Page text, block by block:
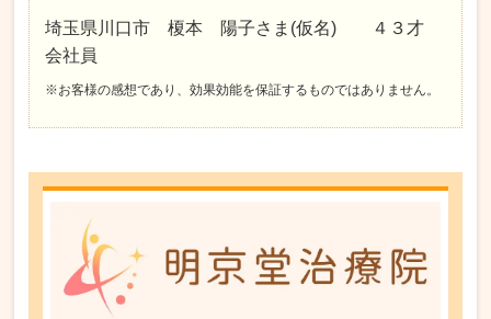
埼玉県川口市 榎本 陽子さま(仮名) ４３才
会社員
※お客様の感想であり、効果効能を保証するものではありません。